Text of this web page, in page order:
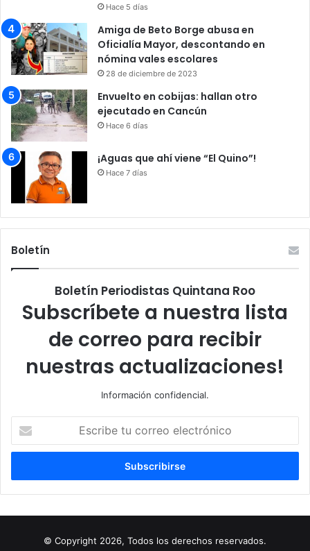
Hace 5 días
Amiga de Beto Borge abusa en
Oficialía Mayor, descontando en
nómina vales escolares
28 de diciembre de 2023
Envuelto en cobijas: hallan otro
ejecutado en Cancún
Hace 6 días
¡Aguas que ahí viene “El Quino”!
Hace 7 días
Boletín
Boletín Periodistas Quintana Roo
Subscríbete a nuestra lista
de correo para recibir
nuestras actualizaciones!
Información confidencial.
correo
© Copyright 2026, Todos los derechos reservados.